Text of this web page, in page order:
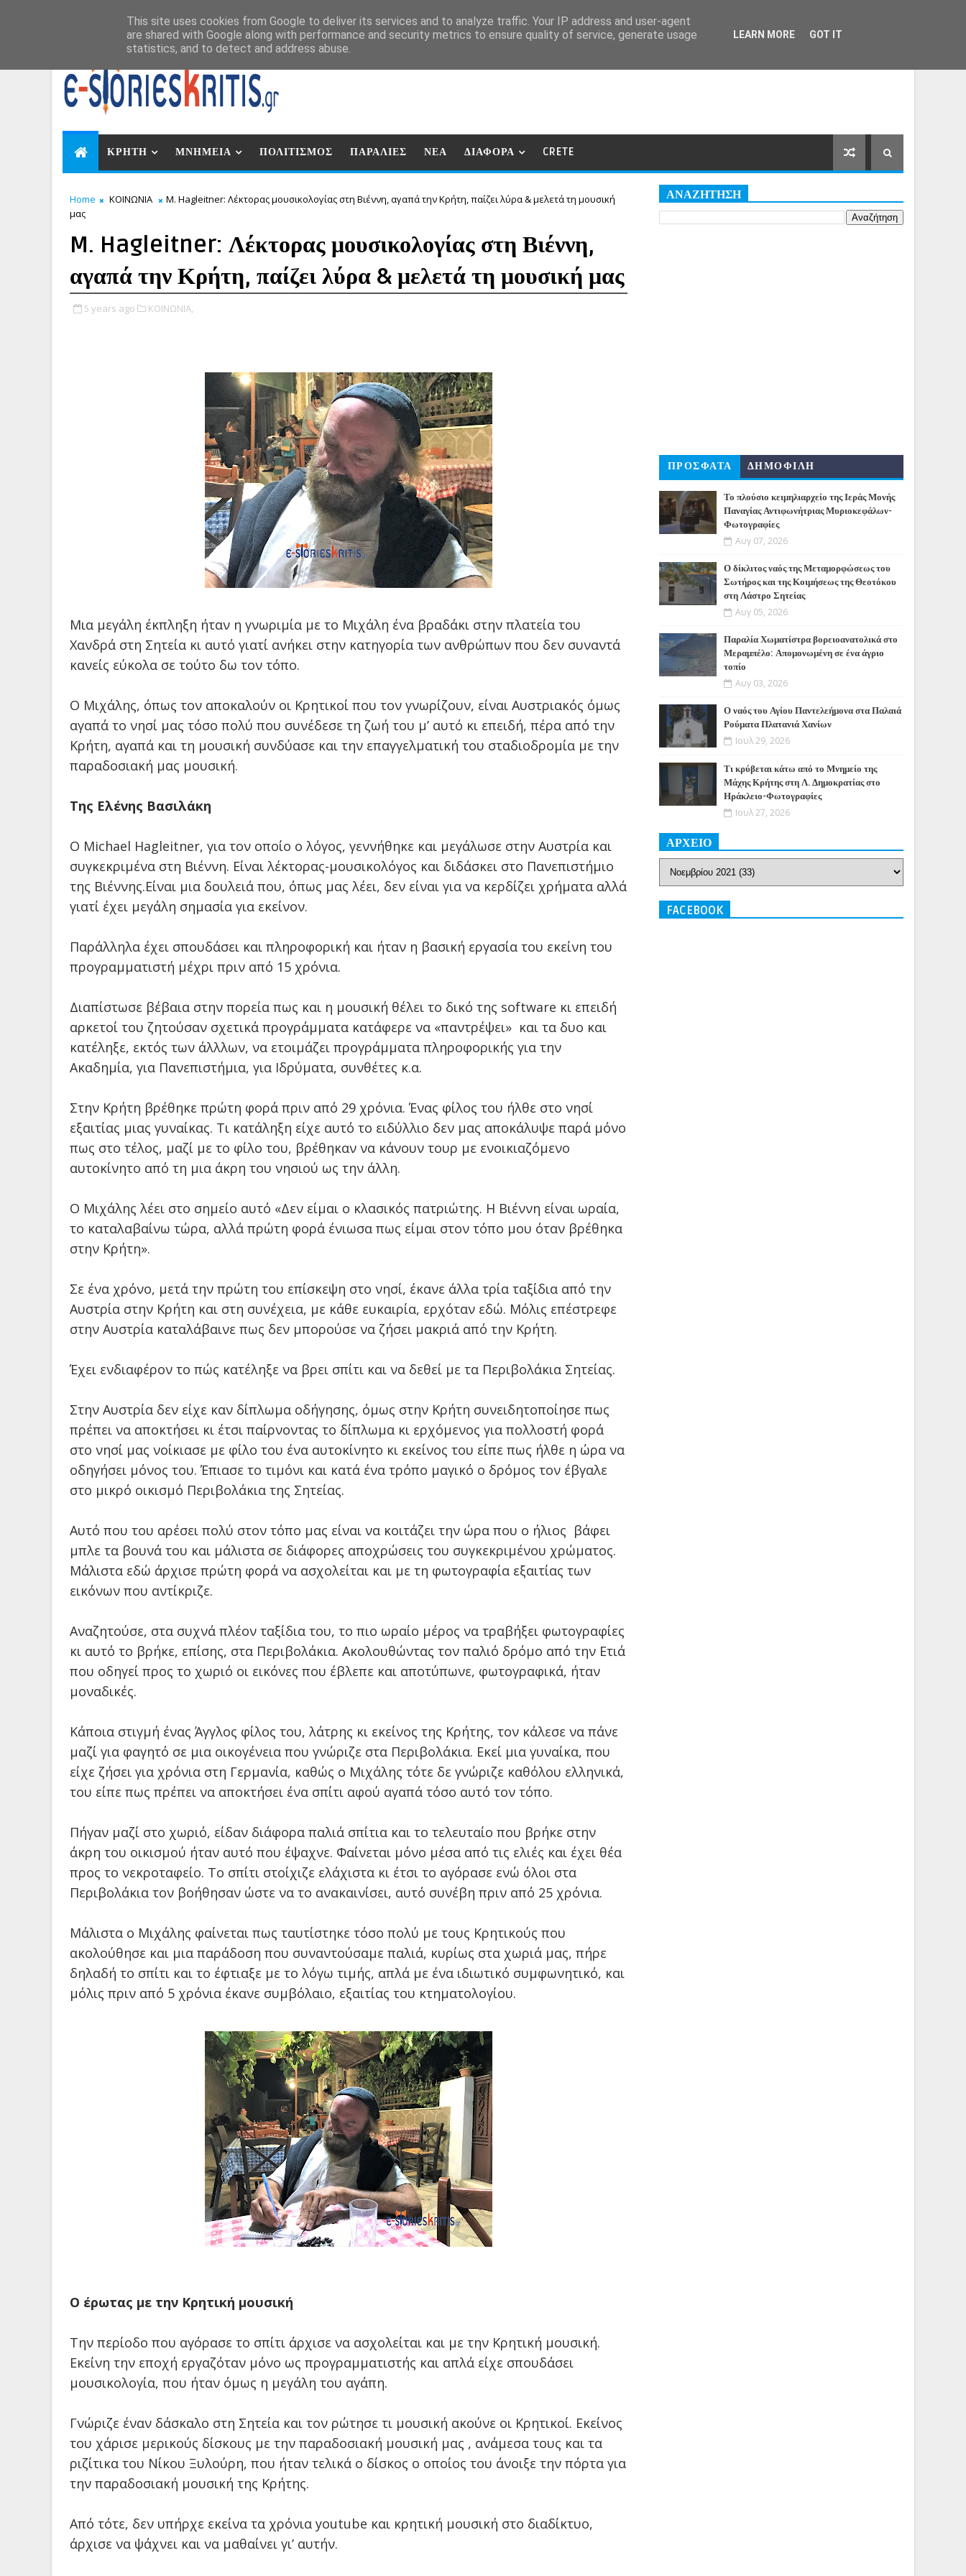
ΚΡΗΤΗ ΜΝΗΜΕΙΑ ΠΟΛΙΤΙΣΜΟΣ ΠΑΡΑΛΙΕΣ ΝΕΑ ΔΙΑΦΟΡΑ CRETE
Home ΚΟΙΝΩΝΙΑ
M. Hagleitner: Λέκτορας μουσικολογίας στη Βιέννη, αγαπά την Κρήτη, παίζει λύρα & μελετά τη μουσική
μας
M. Hagleitner: Λέκτορας μουσικολογίας στη Βιέννη,
αγαπά την Κρήτη, παίζει λύρα & μελετά τη μουσική μας
5 years ago ΚΟΙΝΩΝΙΑ,
Μια μεγάλη έκπληξη ήταν η γνωριμία με το Μιχάλη ένα βραδάκι στην πλατεία του
Χανδρά στη Σητεία κι αυτό γιατί ανήκει στην κατηγορία των ανθρώπων που δεν συναντά
κανείς εύκολα σε τούτο δω τον τόπο.
Ο Μιχάλης, όπως τον αποκαλούν οι Κρητικοί που τον γνωρίζουν, είναι Αυστριακός όμως
αγαπά το νησί μας τόσο πολύ που συνέδεσε τη ζωή του μ’ αυτό κι επειδή, πέρα από την
Κρήτη, αγαπά και τη μουσική συνδύασε και την επαγγελματική του σταδιοδρομία με την
παραδοσιακή μας μουσική.
Της Ελένης Βασιλάκη
Ο Michael Hagleitner, για τον οποίο ο λόγος, γεννήθηκε και μεγάλωσε στην Αυστρία και
συγκεκριμένα στη Βιέννη. Είναι λέκτορας-μουσικολόγος και διδάσκει στο Πανεπιστήμιο
της Βιέννης.Είναι μια δουλειά που, όπως μας λέει, δεν είναι για να κερδίζει χρήματα αλλά
γιατί έχει μεγάλη σημασία για εκείνον.
Παράλληλα έχει σπουδάσει και πληροφορική και ήταν η βασική εργασία του εκείνη του
προγραμματιστή μέχρι πριν από 15 χρόνια.
Διαπίστωσε βέβαια στην πορεία πως και η μουσική θέλει το δικό της software κι επειδή
αρκετοί του ζητούσαν σχετικά προγράμματα κατάφερε να «παντρέψει» και τα δυο και
κατέληξε, εκτός των άλλλων, να ετοιμάζει προγράμματα πληροφορικής για την
Ακαδημία, για Πανεπιστήμια, για Ιδρύματα, συνθέτες κ.α.
Στην Κρήτη βρέθηκε πρώτη φορά πριν από 29 χρόνια. Ένας φίλος του ήλθε στο νησί
εξαιτίας μιας γυναίκας. Τι κατάληξη είχε αυτό το ειδύλλιο δεν μας αποκάλυψε παρά μόνο
πως στο τέλος, μαζί με το φίλο του, βρέθηκαν να κάνουν τουρ με ενοικιαζόμενο
αυτοκίνητο από τη μια άκρη του νησιού ως την άλλη.
Ο Μιχάλης λέει στο σημείο αυτό «Δεν είμαι ο κλασικός πατριώτης. Η Βιέννη είναι ωραία,
το καταλαβαίνω τώρα, αλλά πρώτη φορά ένιωσα πως είμαι στον τόπο μου όταν βρέθηκα
στην Κρήτη».
Σε ένα χρόνο, μετά την πρώτη του επίσκεψη στο νησί, έκανε άλλα τρία ταξίδια από την
Αυστρία στην Κρήτη και στη συνέχεια, με κάθε ευκαιρία, ερχόταν εδώ. Μόλις επέστρεφε
στην Αυστρία καταλάβαινε πως δεν μπορούσε να ζήσει μακριά από την Κρήτη.
Έχει ενδιαφέρον το πώς κατέληξε να βρει σπίτι και να δεθεί με τα Περιβολάκια Σητείας.
Στην Αυστρία δεν είχε καν δίπλωμα οδήγησης, όμως στην Κρήτη συνειδητοποίησε πως
πρέπει να αποκτήσει κι έτσι παίρνοντας το δίπλωμα κι ερχόμενος για πολλοστή φορά
στο νησί μας νοίκιασε με φίλο του ένα αυτοκίνητο κι εκείνος του είπε πως ήλθε η ώρα να
οδηγήσει μόνος του. Έπιασε το τιμόνι και κατά ένα τρόπο μαγικό ο δρόμος τον έβγαλε
στο μικρό οικισμό Περιβολάκια της Σητείας.
Αυτό που του αρέσει πολύ στον τόπο μας είναι να κοιτάζει την ώρα που ο ήλιος βάφει
μπλε τα βουνά του και μάλιστα σε διάφορες αποχρώσεις του συγκεκριμένου χρώματος.
Μάλιστα εδώ άρχισε πρώτη φορά να ασχολείται και με τη φωτογραφία εξαιτίας των
εικόνων που αντίκριζε.
Αναζητούσε, στα συχνά πλέον ταξίδια του, το πιο ωραίο μέρος να τραβήξει φωτογραφίες
κι αυτό το βρήκε, επίσης, στα Περιβολάκια. Ακολουθώντας τον παλιό δρόμο από την Ετιά
που οδηγεί προς το χωριό οι εικόνες που έβλεπε και αποτύπωνε, φωτογραφικά, ήταν
μοναδικές.
Κάποια στιγμή ένας Άγγλος φίλος του, λάτρης κι εκείνος της Κρήτης, τον κάλεσε να πάνε
μαζί για φαγητό σε μια οικογένεια που γνώριζε στα Περιβολάκια. Εκεί μια γυναίκα, που
είχε ζήσει για χρόνια στη Γερμανία, καθώς ο Μιχάλης τότε δε γνώριζε καθόλου ελληνικά,
του είπε πως πρέπει να αποκτήσει ένα σπίτι αφού αγαπά τόσο αυτό τον τόπο.
Πήγαν μαζί στο χωριό, είδαν διάφορα παλιά σπίτια και το τελευταίο που βρήκε στην
άκρη του οικισμού ήταν αυτό που έψαχνε. Φαίνεται μόνο μέσα από τις ελιές και έχει θέα
προς το νεκροταφείο. Το σπίτι στοίχιζε ελάχιστα κι έτσι το αγόρασε ενώ όλοι στα
Περιβολάκια τον βοήθησαν ώστε να το ανακαινίσει, αυτό συνέβη πριν από 25 χρόνια.
Μάλιστα ο Μιχάλης φαίνεται πως ταυτίστηκε τόσο πολύ με τους Κρητικούς που
ακολούθησε και μια παράδοση που συναντούσαμε παλιά, κυρίως στα χωριά μας, πήρε
δηλαδή το σπίτι και το έφτιαξε με το λόγω τιμής, απλά με ένα ιδιωτικό συμφωνητικό, και
μόλις πριν από 5 χρόνια έκανε συμβόλαιο, εξαιτίας του κτηματολογίου.
Ο έρωτας με την Κρητική μουσική
Την περίοδο που αγόρασε το σπίτι άρχισε να ασχολείται και με την Κρητική μουσική.
Εκείνη την εποχή εργαζόταν μόνο ως προγραμματιστής και απλά είχε σπουδάσει
μουσικολογία, που ήταν όμως η μεγάλη του αγάπη.
Γνώριζε έναν δάσκαλο στη Σητεία και τον ρώτησε τι μουσική ακούνε οι Κρητικοί. Εκείνος
του χάρισε μερικούς δίσκους με την παραδοσιακή μουσική μας , ανάμεσα τους και τα
ριζίτικα του Νίκου Ξυλούρη, που ήταν τελικά ο δίσκος ο οποίος του άνοιξε την πόρτα για
την παραδοσιακή μουσική της Κρήτης.
Από τότε, δεν υπήρχε εκείνα τα χρόνια youtube και κρητική μουσική στο διαδίκτυο,
άρχισε να ψάχνει και να μαθαίνει γι’ αυτήν.
ΑΝΑΖΗΤΗΣΗ
ΠΡΟΣΦΑΤΑ ΔΗΜΟΦΙΛΗ
Το πλούσιο κειμηλιαρχείο της Ιεράς Μονής
Παναγίας Αντιφωνήτριας Μυριοκεφάλων-
Φωτογραφίες
Αυγ 07, 2026
Ο δίκλιτος ναός της Μεταμορφώσεως του
Σωτήρος και της Κοιμήσεως της Θεοτόκου
στη Λάστρο Σητείας
Αυγ 05, 2026
Παραλία Χωματίστρα βορειοανατολικά στο
Μεραμπέλο: Απομονωμένη σε ένα άγριο
τοπίο
Αυγ 03, 2026
Ο ναός του Αγίου Παντελεήμονα στα Παλαιά
Ρούματα Πλατανιά Χανίων
Ιουλ 29, 2026
Τι κρύβεται κάτω από το Μνημείο της
Μάχης Κρήτης στη Λ. Δημοκρατίας στο
Ηράκλειο-Φωτογραφίες
Ιουλ 27, 2026
ΑΡΧΕΙΟ
FACEBOOK
This site uses cookies from Google to deliver its services and to analyze traffic. Your IP address and user-agent
are shared with Google along with performance and security metrics to ensure quality of service, generate usage
statistics, and to detect and address abuse.
LEARN MORE GOT IT